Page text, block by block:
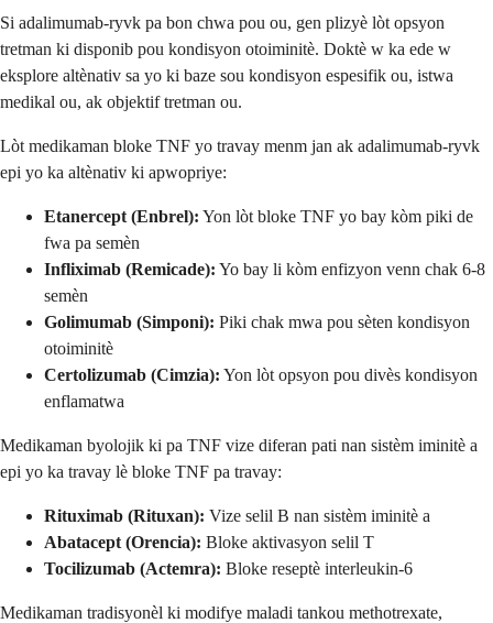
Si adalimumab-ryvk pa bon chwa pou ou, gen plizyè lòt opsyon
tretman ki disponib pou kondisyon otoiminitè. Doktè w ka ede w
eksplore altènativ sa yo ki baze sou kondisyon espesifik ou, istwa
medikal ou, ak objektif tretman ou.
Lòt medikaman bloke TNF yo travay menm jan ak adalimumab-ryvk
epi yo ka altènativ ki apwopriye:
Etanercept (Enbrel): Yon lòt bloke TNF yo bay kòm piki de
fwa pa semèn
Infliximab (Remicade): Yo bay li kòm enfizyon venn chak 6-8
semèn
Golimumab (Simponi): Piki chak mwa pou sèten kondisyon
otoiminitè
Certolizumab (Cimzia): Yon lòt opsyon pou divès kondisyon
enflamatwa
Medikaman byolojik ki pa TNF vize diferan pati nan sistèm iminitè a
epi yo ka travay lè bloke TNF pa travay:
Rituximab (Rituxan): Vize selil B nan sistèm iminitè a
Abatacept (Orencia): Bloke aktivasyon selil T
Tocilizumab (Actemra): Bloke reseptè interleukin-6
Medikaman tradisyonèl ki modifye maladi tankou methotrexate,